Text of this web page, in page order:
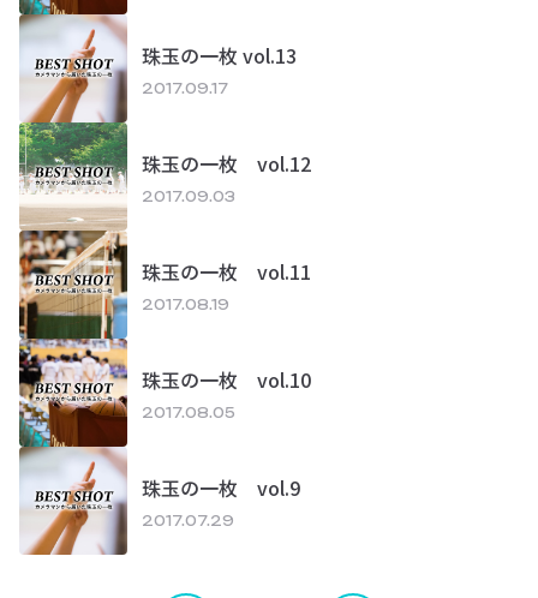
珠玉の一枚 vol.13
2017.09.17
珠玉の一枚 vol.12
2017.09.03
珠玉の一枚 vol.11
2017.08.19
珠玉の一枚 vol.10
2017.08.05
珠玉の一枚 vol.9
2017.07.29